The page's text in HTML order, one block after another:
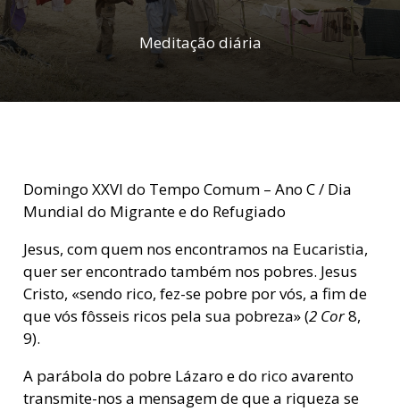
Meditação diária
Domingo XXVI do Tempo Comum – Ano C / Dia
Mundial do Migrante e do Refugiado
Jesus, com quem nos encontramos na Eucaristia,
quer ser encontrado também nos pobres. Jesus
Cristo, «sendo rico, fez-se pobre por vós, a fim de
que vós fôsseis ricos pela sua pobreza» (2 Cor8,
9).
A parábola do pobre Lázaro e do rico avarento
transmite-nos a mensagem de que a riqueza se